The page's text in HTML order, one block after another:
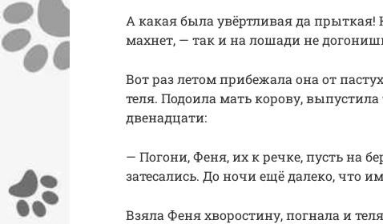
А какая была увёртливая да прыткая!
махнет, — так и на лошади не
Вот раз летом прибежала она от
теля. Подоила мать корову, выпустила
двенадцати:
— Погони, Феня, их к речке, пусть на
затесались. До ночи ещё далеко, что
Взяла Феня хворостину, погнала и